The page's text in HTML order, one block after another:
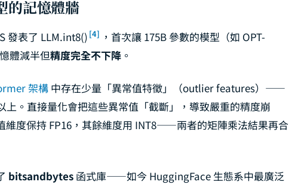
記憶體牆
發表了 LLM.int8() [4] ，首次讓 175B 參數的模型（如 OPT-
體減半但精度完全不下降 。
架構 中存在少量「異常值特徵」（outlier features）——
上。直接量化會把這些異常值「截斷」，導致嚴重的精度崩
維度保持 FP16，其餘維度用 INT8——兩者的矩陣乘法結果再合
bitsandbytes 函式庫——如今 HuggingFace 生態系中最廣泛